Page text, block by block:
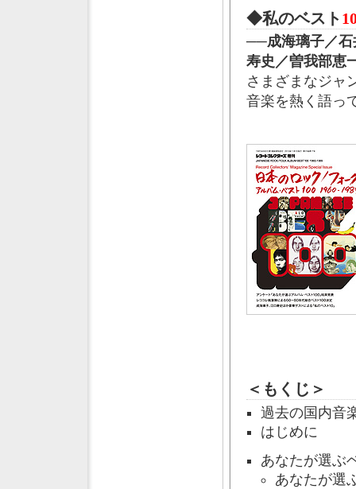
◆私のベスト
──成海璃子／石
寿史／曽我部恵
さまざまなジャ
音楽を熱く語っ
＜もくじ＞
過去の国内音
はじめに
あなたが選ぶ
あなたが選